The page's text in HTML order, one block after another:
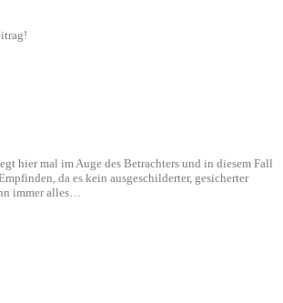
hier mal im Auge des Betrachters und in diesem Fall
da es kein ausgeschilderter, gesicherter
immer alles…